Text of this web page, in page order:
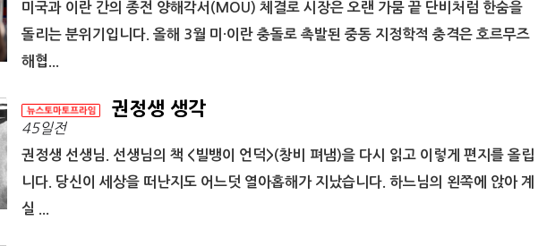
미국과 이란 간의 종전 양해각서(MOU) 체결로 시장은 오랜 가뭄 끝 단비처럼 한숨을
돌리는 분위기입니다. 올해 3월 미·이란 충돌로 촉발된 중동 지정학적 충격은 호르무즈
해협...
권정생 생각
45일전
권정생 선생님. 선생님의 책 <빌뱅이 언덕>(창비 펴냄)을 다시 읽고 이렇게 편지를 올립
니다. 당신이 세상을 떠난지도 어느덧 열아홉해가 지났습니다. 하느님의 왼쪽에 앉아 계
실 ...